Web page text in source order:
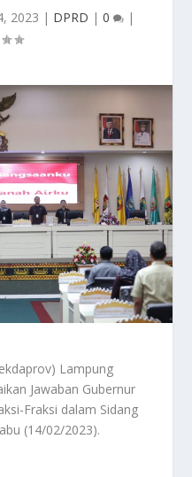
2023 | DPRD | 0 |
Lampung
Jawaban Gubernur
Fraksi dalam Sidang
(14/02/2023).